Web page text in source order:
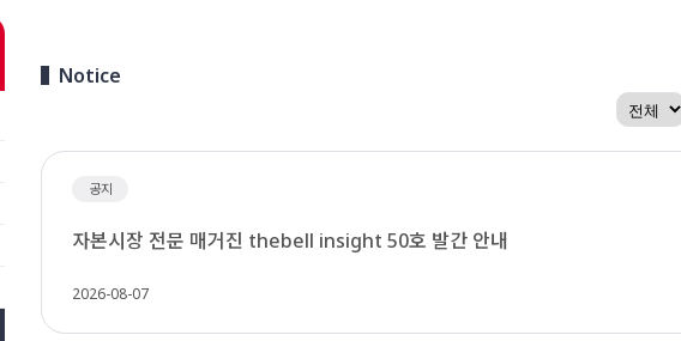
Notice
공지
자본시장 전문 매거진 thebell insight 50호 발간 안내
2026-08-07